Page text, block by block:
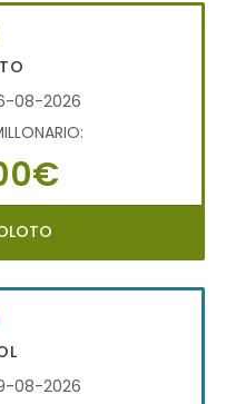
08-2026
08-2026